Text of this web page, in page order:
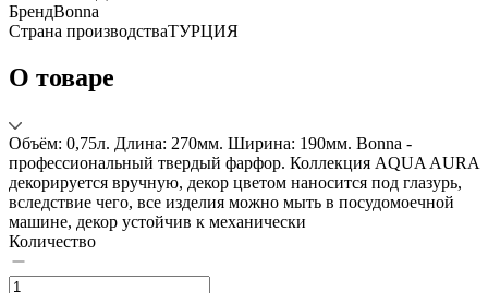
БрендBonna
Страна производстваТУРЦИЯ
О товаре
Объём: 0,75л. Длина: 270мм. Ширина: 190мм. Bonna -
профессиональный твердый фарфор. Коллекция AQUA AURA
декорируется вручную, декор цветом наносится под глазурь,
вследствие чего, все изделия можно мыть в посудомоечной
машине, декор устойчив к механически
Количество